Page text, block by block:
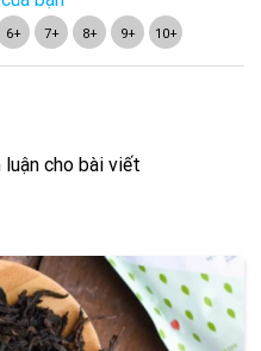
6+ 7+ 8+ 9+ 10+
luận cho bài viết